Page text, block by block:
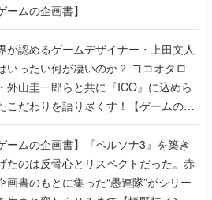
ームの企画書】
が認めるゲームデザイナー・上田文人
いったい何が凄いのか？ ヨコオタロ
外山圭一郎らと共に『ICO』に込めら
こだわりを語り尽くす！【ゲームの企
】
ームの企画書】『ペルソナ3』を築き
たのは反骨心とリスペクトだった。赤
画書のもとに集った“愚連隊”がシリー